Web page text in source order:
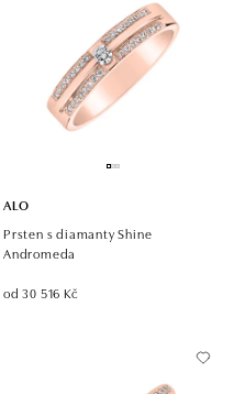
ALO
Prsten s diamanty Shine
Andromeda
od 30 516 Kč